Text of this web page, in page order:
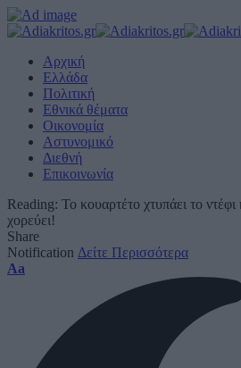
Αρχική
Ελλάδα
Πολιτική
Εθνικά θέματα
Οικονομία
Αστυνομικό
Διεθνή
Επικοινωνία
Reading: Το κουαρτέτο χτυπάει το
χορεύει!
Share
Notification Δείτε Περισσότερα
Font
Aa